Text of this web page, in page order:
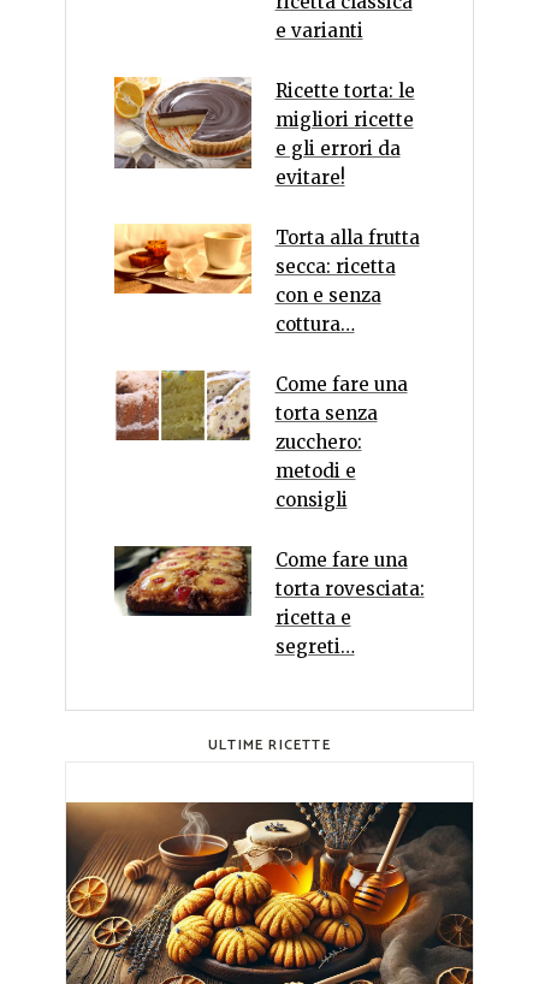
e varianti
Ricette torta: le
migliori ricette
e gli errori da
evitare!
Torta alla frutta
secca: ricetta
con e senza
cottura…
Come fare una
torta senza
zucchero:
metodi e
consigli
Come fare una
torta rovesciata:
ricetta e
segreti…
ULTIME RICETTE